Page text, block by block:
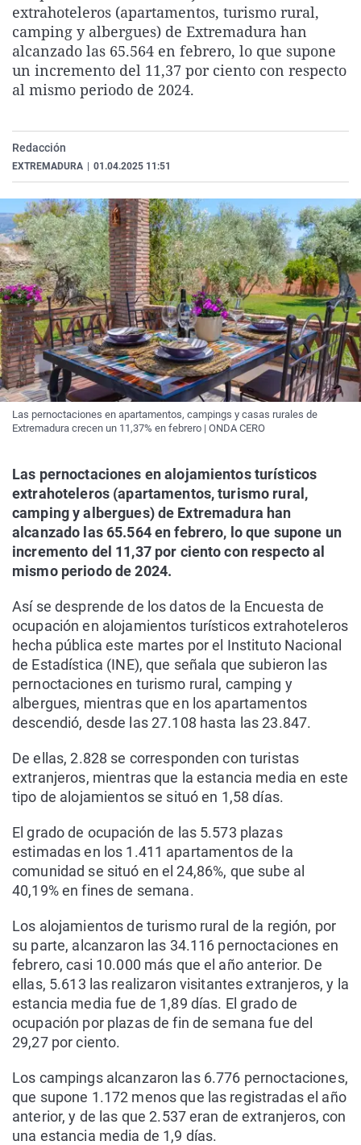
La rosa de los vientos
Gente viajera
Como el perro y el
Caso
Retornados
Equipo de
Extremadura
Galicia
La Rioja
Virales
Televisión
Elecciones
extrahoteleros (apartamentos, turismo rural,
camping y albergues) de Extremadura han
alcanzado las 65.564 en febrero, lo que supone
un incremento del 11,37 por ciento con respecto
al mismo periodo de 2024.
Redacción
EXTREMADURA 01.04.2025 11:51
Las pernoctaciones en apartamentos, campings y casas rurales de
Extremadura crecen un 11,37% en febrero | ONDA CERO
Las pernoctaciones en alojamientos turísticos
extrahoteleros (apartamentos, turismo rural,
camping y albergues) de Extremadura han
alcanzado las 65.564 en febrero, lo que supone un
incremento del 11,37 por ciento con respecto al
mismo periodo de 2024.
Así se desprende de los datos de la Encuesta de
ocupación en alojamientos turísticos extrahoteleros
hecha pública este martes por el Instituto Nacional
de Estadística (INE), que señala que subieron las
pernoctaciones en turismo rural, camping y
albergues, mientras que en los apartamentos
descendió, desde las 27.108 hasta las 23.847.
De ellas, 2.828 se corresponden con turistas
extranjeros, mientras que la estancia media en este
tipo de alojamientos se situó en 1,58 días.
El grado de ocupación de las 5.573 plazas
estimadas en los 1.411 apartamentos de la
comunidad se situó en el 24,86%, que sube al
40,19% en fines de semana.
Los alojamientos de turismo rural de la región, por
su parte, alcanzaron las 34.116 pernoctaciones en
febrero, casi 10.000 más que el año anterior. De
ellas, 5.613 las realizaron visitantes extranjeros, y la
estancia media fue de 1,89 días. El grado de
ocupación por plazas de fin de semana fue del
29,27 por ciento.
Los campings alcanzaron las 6.776 pernoctaciones,
que supone 1.172 menos que las registradas el año
anterior, y de las que 2.537 eran de extranjeros, con
una estancia media de 1,9 días.